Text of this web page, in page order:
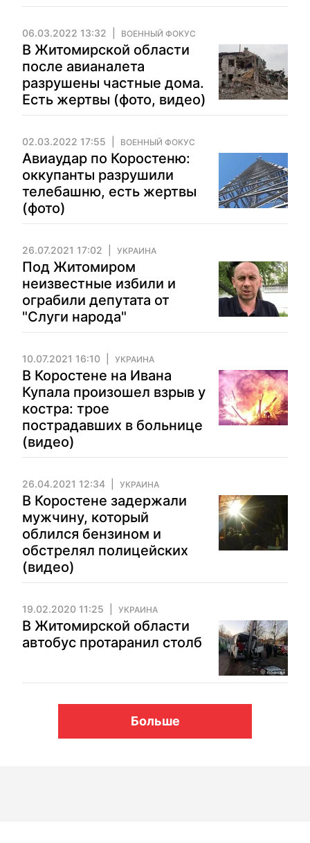
06.03.2022 13:32 ВОЕННЫЙ ФОКУС
В Житомирской области
после авианалета
разрушены частные дома.
Есть жертвы (фото, видео)
02.03.2022 17:55 ВОЕННЫЙ ФОКУС
Авиаудар по Коростеню:
оккупанты разрушили
телебашню, есть жертвы
(фото)
26.07.2021 17:02 УКРАИНА
Под Житомиром
неизвестные избили и
ограбили депутата от
"Слуги народа"
10.07.2021 16:10 УКРАИНА
В Коростене на Ивана
Купала произошел взрыв у
костра: трое
пострадавших в больнице
(видео)
26.04.2021 12:34 УКРАИНА
В Коростене задержали
мужчину, который
облился бензином и
обстрелял полицейских
(видео)
19.02.2020 11:25 УКРАИНА
В Житомирской области
автобус протаранил столб
Больше